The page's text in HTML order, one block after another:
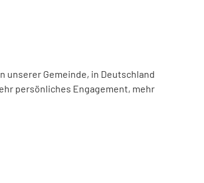
unserer Gemeinde, in Deutschland
persönliches Engagement, mehr